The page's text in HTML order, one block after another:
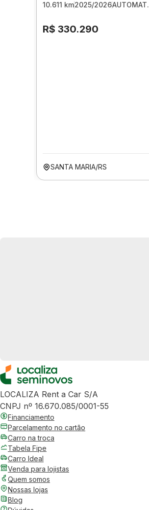
10.611 km2025/2026AUTOMAT.
R$ 330.290
SANTA MARIA/RS
LOCALIZA Rent a Car S/A
CNPJ nº 16.670.085/0001-55
Financiamento
Parcelamento no cartão
Carro na troca
Tabela Fipe
Carro Ideal
Venda para lojistas
Quem somos
Nossas lojas
Blog